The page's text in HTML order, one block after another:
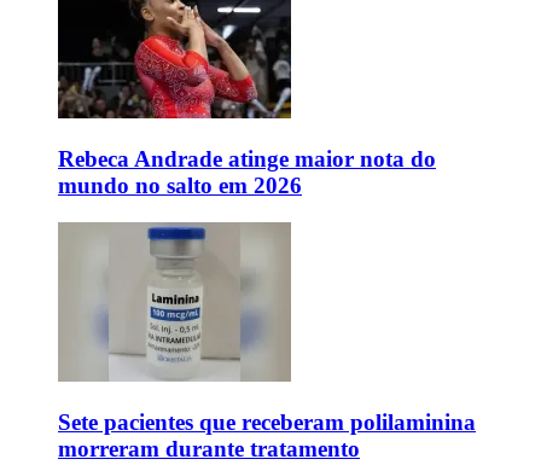
Rebeca Andrade atinge maior nota do
mundo no salto em 2026
Sete pacientes que receberam polilaminina
morreram durante tratamento